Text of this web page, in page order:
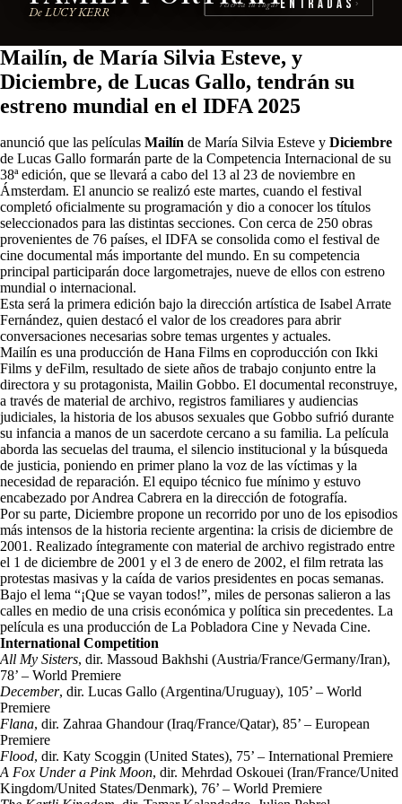
De LUCY KERR
reserva tu lugarEntradas ›
Mailín, de María Silvia Esteve, y
Diciembre, de Lucas Gallo, tendrán su
estreno mundial en el IDFA 2025
anunció que las películas Mailín de María Silvia Esteve y Diciembre
de Lucas Gallo formarán parte de la Competencia Internacional de su
38ª edición, que se llevará a cabo del 13 al 23 de noviembre en
Ámsterdam. El anuncio se realizó este martes, cuando el festival
completó oficialmente su programación y dio a conocer los títulos
seleccionados para las distintas secciones. Con cerca de 250 obras
provenientes de 76 países, el IDFA se consolida como el festival de
cine documental más importante del mundo. En su competencia
principal participarán doce largometrajes, nueve de ellos con estreno
mundial o internacional.
Esta será la primera edición bajo la dirección artística de Isabel Arrate
Fernández, quien destacó el valor de los creadores para abrir
conversaciones necesarias sobre temas urgentes y actuales.
Mailín es una producción de Hana Films en coproducción con Ikki
Films y deFilm, resultado de siete años de trabajo conjunto entre la
directora y su protagonista, Mailin Gobbo. El documental reconstruye,
a través de material de archivo, registros familiares y audiencias
judiciales, la historia de los abusos sexuales que Gobbo sufrió durante
su infancia a manos de un sacerdote cercano a su familia. La película
aborda las secuelas del trauma, el silencio institucional y la búsqueda
de justicia, poniendo en primer plano la voz de las víctimas y la
necesidad de reparación. El equipo técnico fue mínimo y estuvo
encabezado por Andrea Cabrera en la dirección de fotografía.
Por su parte, Diciembre propone un recorrido por uno de los episodios
más intensos de la historia reciente argentina: la crisis de diciembre de
2001. Realizado íntegramente con material de archivo registrado entre
el 1 de diciembre de 2001 y el 3 de enero de 2002, el film retrata las
protestas masivas y la caída de varios presidentes en pocas semanas.
Bajo el lema “¡Que se vayan todos!”, miles de personas salieron a las
calles en medio de una crisis económica y política sin precedentes. La
película es una producción de La Pobladora Cine y Nevada Cine.
International Competition
All My Sisters, dir. Massoud Bakhshi (Austria/France/Germany/Iran),
78’ – World Premiere
December, dir. Lucas Gallo (Argentina/Uruguay), 105’ – World
Premiere
Flana, dir. Zahraa Ghandour (Iraq/France/Qatar), 85’ – European
Premiere
Flood, dir. Katy Scoggin (United States), 75’ – International Premiere
A Fox Under a Pink Moon, dir. Mehrdad Oskouei (Iran/France/United
Kingdom/United States/Denmark), 76’ – World Premiere